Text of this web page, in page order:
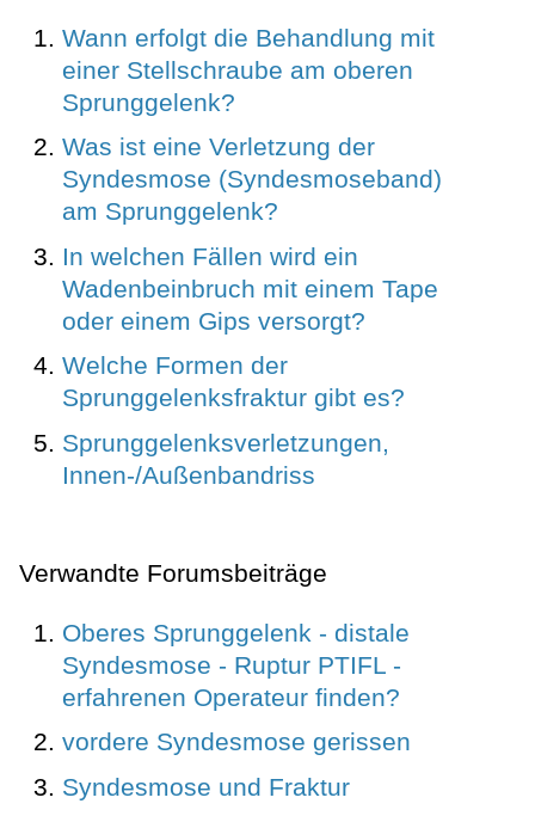
Wann erfolgt die Behandlung mit
einer Stellschraube am oberen
Sprunggelenk?
Was ist eine Verletzung der
Syndesmose (Syndesmoseband)
am Sprunggelenk?
In welchen Fällen wird ein
Wadenbeinbruch mit einem Tape
oder einem Gips versorgt?
Welche Formen der
Sprunggelenksfraktur gibt es?
Sprunggelenksverletzungen,
Innen-/Außenbandriss
Verwandte Forumsbeiträge
Oberes Sprunggelenk - distale
Syndesmose - Ruptur PTIFL -
erfahrenen Operateur finden?
vordere Syndesmose gerissen
Syndesmose und Fraktur